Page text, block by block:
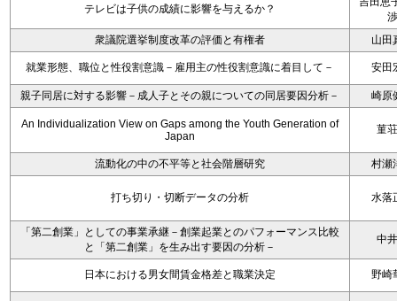
テレビは子供の成績に影響を与えるか？
渉
衆議院選挙制度改革の評価と有権者
山田
就業形態、職位と性役割意識－雇用主の性役割意識に着目して－ 安田
親子同居に対する影響－成人子とその親についての同居要因分析－ 崎原
An Individualization View on Gaps among the Youth Generation of
Japan
菫
流動化の中の不平等と社会階層研究 村瀬
打ち切り・切断データの分析 水落
「第二創業」としての事業承継－創業起業とのパフォーマンス比較
と「第二創業」を生み出す要因の分析－
中
日本における男女間賃金格差と職業決定 野崎